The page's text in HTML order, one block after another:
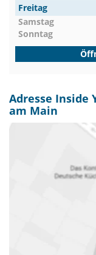
Freitag
Samstag
Sonntag
Adresse Inside
am Main